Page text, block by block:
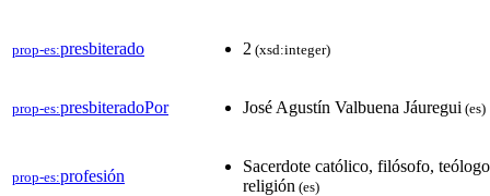
prop-es:presbiterado 2 (xsd:integer)
prop-es:presbiteradoPor José Agustín Valbuena Jáuregui (es)
prop-es:profesión
Sacerdote católico, filósofo,
religión (es)